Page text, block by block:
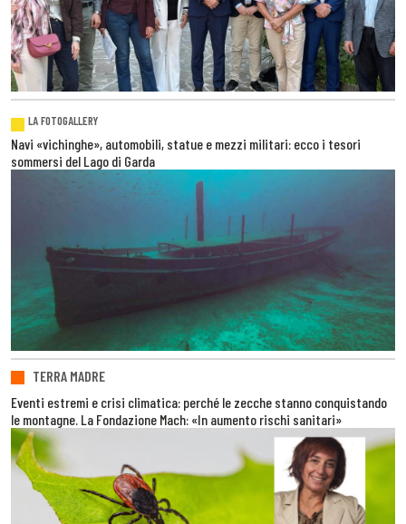
LA FOTOGALLERY
Navi «vichinghe», automobili, statue e mezzi militari: ecco i tesori
sommersi del Lago di Garda
TERRA MADRE
Eventi estremi e crisi climatica: perché le zecche stanno conquistando
le montagne. La Fondazione Mach: «In aumento rischi sanitari»